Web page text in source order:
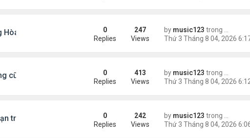
trong các cuộc thăm dò dư luận by music123 trong
0
Replies
247
Views
cũ by music123 trong
0
Replies
413
Views
trai kém 6 tuổi by music123 trong
0
Replies
242
Views